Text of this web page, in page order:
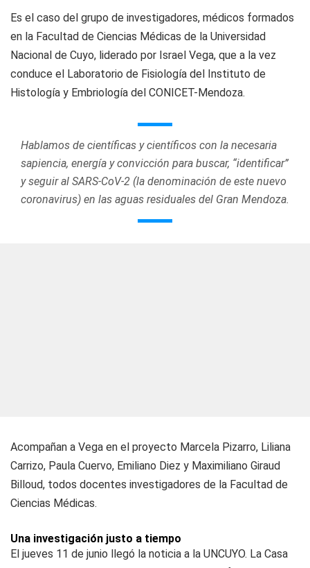
Es el caso del grupo de investigadores, médicos formados
en la Facultad de Ciencias Médicas de la Universidad
Nacional de Cuyo, liderado por Israel Vega, que a la vez
conduce el Laboratorio de Fisiología del Instituto de
Histología y Embriología del CONICET-Mendoza.
Hablamos de científicas y científicos con la necesaria
sapiencia, energía y convicción para buscar, “identificar”
y seguir al SARS-CoV-2 (la denominación de este nuevo
coronavirus) en las aguas residuales del Gran Mendoza.
Acompañan a Vega en el proyecto Marcela Pizarro, Liliana
Carrizo, Paula Cuervo, Emiliano Diez y Maximiliano Giraud
Billoud, todos docentes investigadores de la Facultad de
Ciencias Médicas.
Una investigación justo a tiempo
El jueves 11 de junio llegó la noticia a la UNCUYO. La Casa